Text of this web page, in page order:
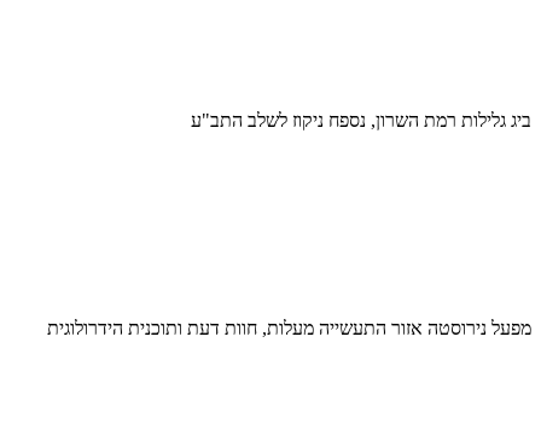
ביג גלילות רמת השרון, נספח ניקוז לשלב התב"ע
מפעל נירוסטה אזור התעשייה מעלות, חוות דעת ותוכנית הידרולוגית